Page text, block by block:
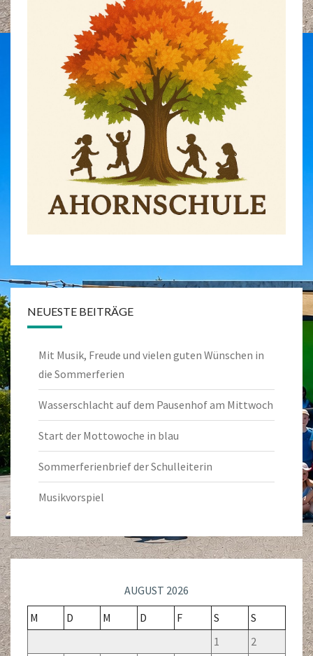
NEUESTE BEITRÄGE
Mit Musik, Freude und vielen guten Wünschen in
die Sommerferien
Wasserschlacht auf dem Pausenhof am Mittwoch
Start der Mottowoche in blau
Sommerferienbrief der Schulleiterin
Musikvorspiel
AUGUST 2026
M
D M D F S
S
1
2